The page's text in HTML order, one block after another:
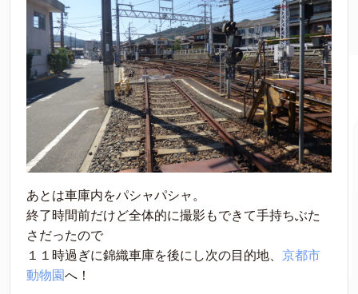
あとは車庫内をパシャパシャ。
終了時間前だけど全体的に撮影もできて手持ちぶた
さだったので
１１時過ぎに錦織車庫を後にし次の目的地、 京都市
動物園へ！